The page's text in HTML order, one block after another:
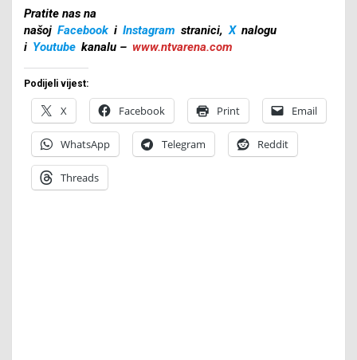
Pratite nas na
našoj Facebook i Instagram stranici, X nalogu
i Youtube kanalu – www.ntvarena.com
Podijeli vijest:
X Facebook Print Email
WhatsApp Telegram Reddit
Threads